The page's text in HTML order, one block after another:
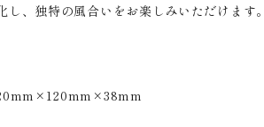
、独特の風合いをお楽しみいただけます。